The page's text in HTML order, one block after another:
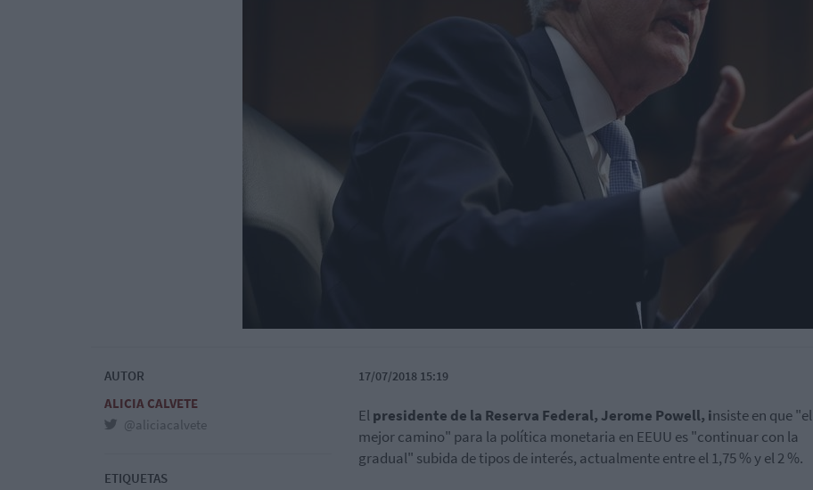
AUTOR
ALICIA CALVETE
@aliciacalvete
ETIQUETAS
17/07/2018 15:19
Elpresidente de la Reserva Federal, Jerome Powell, insiste en que "el
mejor camino" para la política monetaria en EEUU es "continuar con la
gradual" subida de tipos de interés, actualmente entre el 1,75 % y el 2 %.